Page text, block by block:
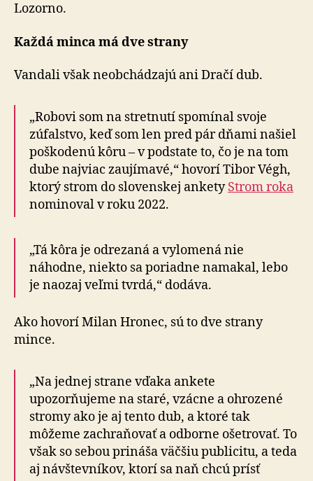
Lozorno.
Každá minca má dve strany
Vandali však neobchádzajú ani Dračí dub.
„Robovi som na stretnutí spomínal svoje
zúfalstvo, keď som len pred pár dňami našiel
poškodenú kôru – v podstate to, čo je na tom
dube najviac zaujímavé,“ hovorí Tibor Végh,
ktorý strom do slovenskej anketyStrom roka
nominoval v roku 2022.
„Tá kôra je odrezaná a vylomená nie
náhodne, niekto sa poriadne namakal, lebo
je naozaj veľmi tvrdá,“ dodáva.
Ako hovorí Milan Hronec, sú to dve strany
mince.
„Na jednej strane vďaka ankete
upozorňujeme na staré, vzácne a ohrozené
stromy ako je aj tento dub, a ktoré tak
môžeme zachraňovať a odborne ošetrovať. To
však so sebou prináša väčšiu publicitu, a teda
aj návštevníkov, ktorí sa naň chcú prísť